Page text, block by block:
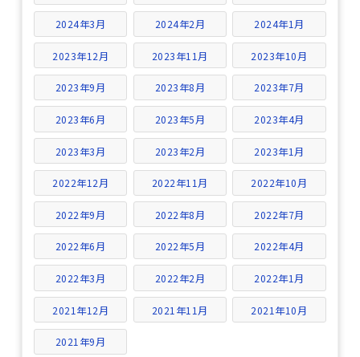
2024年3月 2024年2月 2024年1月
2023年12月 2023年11月 2023年10月
2023年9月 2023年8月 2023年7月
2023年6月 2023年5月 2023年4月
2023年3月 2023年2月 2023年1月
2022年12月 2022年11月 2022年10月
2022年9月 2022年8月 2022年7月
2022年6月 2022年5月 2022年4月
2022年3月 2022年2月 2022年1月
2021年12月 2021年11月 2021年10月
2021年9月